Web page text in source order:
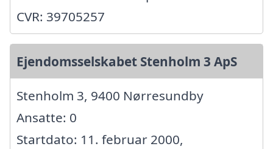
CVR: 39705257
Ejendomsselskabet Stenholm 3 ApS
Stenholm 3, 9400 Nørresundby
Ansatte: 0
Startdato: 11. februar 2000,